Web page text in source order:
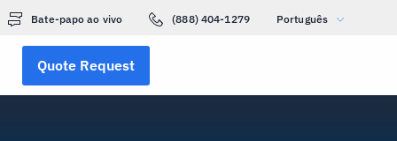
Bate-papo ao vivo (888) 404-1279 Português
Quote Request